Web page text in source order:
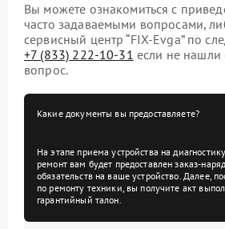
Вы можете ознакомиться с
часто задаваемыми вопросами,
сервисный центр “FIX-Evga” по
+7 (833) 222-10-31 если не нашли
вопрос.
Какие документы вы предоставляете?
На этапе приема устройства на
ремонт вам будет предоставлен заказ-
обязательств на ваше устройство. Далее,
по ремонту техники, вы получите акт
гарантийный талон.